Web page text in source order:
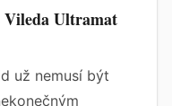
Vileda Ultramat
už nemusí být